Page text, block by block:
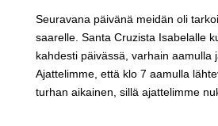
Seuravana päivänä meidän oli
saarelle. Santa Cruzista Isabelalle
kahdesti päivässä, varhain aamulla
Ajattelimme, että klo 7 aamulla
turhan aikainen, sillä ajattelimme